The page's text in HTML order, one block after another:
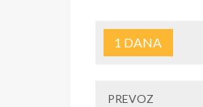
1 DANA
PREVOZ